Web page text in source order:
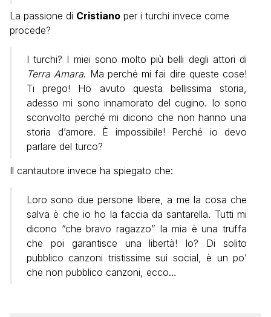
La passione di Cristiano per i turchi invece come
procede?
I turchi? I miei sono molto più belli degli attori di
Terra Amara. Ma perché mi fai dire queste cose!
Ti prego! Ho avuto questa bellissima storia,
adesso mi sono innamorato del cugino. Io sono
sconvolto perché mi dicono che non hanno una
storia d’amore. È impossibile! Perché io devo
parlare del turco?
Il cantautore invece ha spiegato che:
Loro sono due persone libere, a me la cosa che
salva è che io ho la faccia da santarella. Tutti mi
dicono “che bravo ragazzo” la mia è una truffa
che poi garantisce una libertà! Io? Di solito
pubblico canzoni tristissime sui social, è un po’
che non pubblico canzoni, ecco…